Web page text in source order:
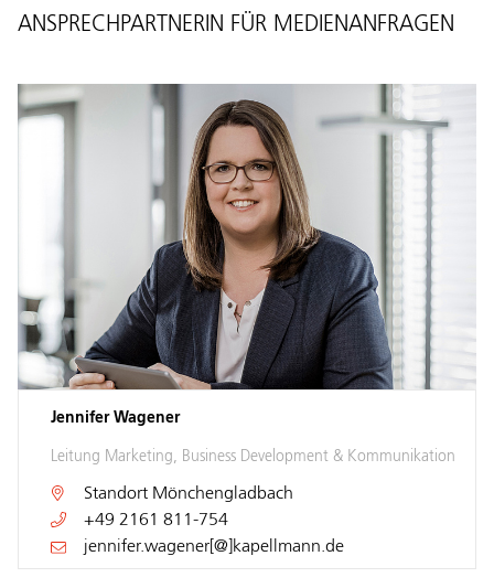
ANSPRECHPARTNERIN FÜR MEDIENANFRAGEN
Jennifer Wagener
Leitung Marketing, Business Development & Kommunikation
Standort Mönchengladbach
+49 2161 811-754
jennifer.wagener[@]kapellmann.de